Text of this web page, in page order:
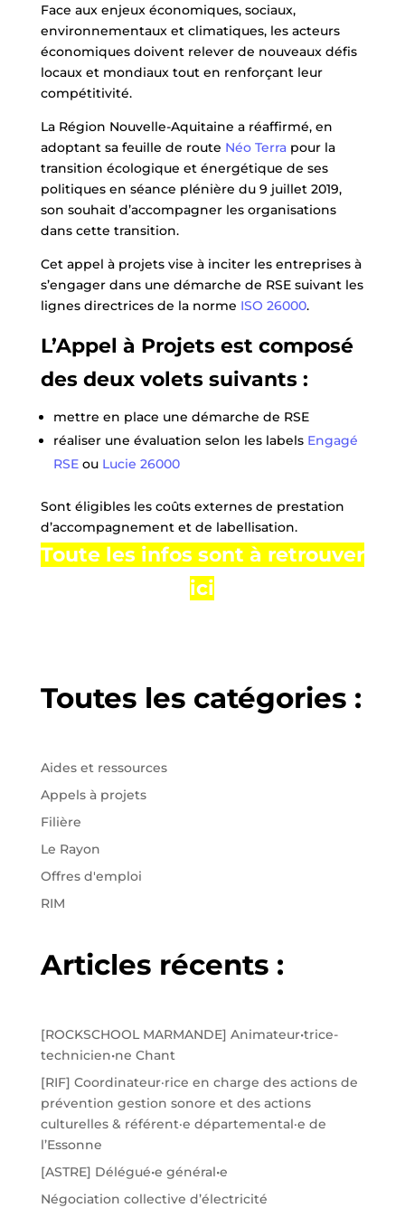
Face aux enjeux économiques, sociaux,
environnementaux et climatiques, les acteurs
économiques doivent relever de nouveaux défis
locaux et mondiaux tout en renforçant leur
compétitivité.
La Région Nouvelle-Aquitaine a réaffirmé, en
adoptant sa feuille de route Néo Terrapour la
transition écologique et énergétique de ses
politiques en séance plénière du 9 juillet 2019,
son souhait d’accompagner les organisations
dans cette transition.
Cet appel à projets vise à inciter les entreprises à
s’engager dans une démarche de RSE suivant les
lignes directrices de la norme ISO 26000.
L’Appel à Projets est composé
des deux volets suivants :
mettre en place une démarche de RSE
réaliser une évaluation selon les labels Engagé
RSEou Lucie 26000
Sont éligibles les coûts externes de prestation
d’accompagnement et de labellisation.
Toute les infos sont à retrouver
ici
Toutes les catégories :
Aides et ressources
Appels à projets
Filière
Le Rayon
Offres d'emploi
RIM
Articles récents :
[ROCKSCHOOL MARMANDE] Animateur•trice-
technicien•ne Chant
[RIF] Coordinateur·rice en charge des actions de
prévention gestion sonore et des actions
culturelles & référent·e départemental·e de
l’Essonne
[ASTRE] Délégué•e général•e
Négociation collective d’électricité